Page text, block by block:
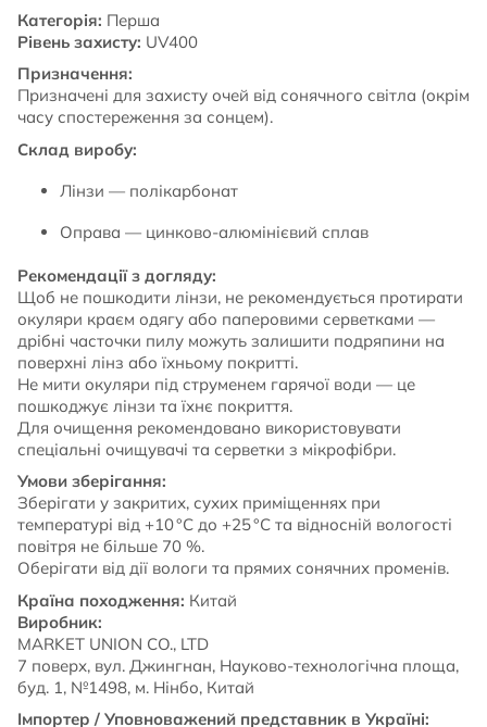
Категорія: Перша
Рівень захисту: UV400
Призначення:
Призначені для захисту очей від сонячного світла (окрім
часу спостереження за сонцем).
Склад виробу:
Лінзи — полікарбонат
Оправа — цинково-алюмінієвий сплав
Рекомендації з догляду:
Щоб не пошкодити лінзи, не рекомендується протирати
окуляри краєм одягу або паперовими серветками —
дрібні часточки пилу можуть залишити подряпини на
поверхні лінз або їхньому покритті.
Не мити окуляри під струменем гарячої води — це
пошкоджує лінзи та їхнє покриття.
Для очищення рекомендовано використовувати
спеціальні очищувачі та серветки з мікрофібри.
Умови зберігання:
Зберігати у закритих, сухих приміщеннях при
температурі від +10 °C до +25 °C та відносній вологості
повітря не більше 70 %.
Оберігати від дії вологи та прямих сонячних променів.
Країна походження: Китай
Виробник:
MARKET UNION CO., LTD
7 поверх, вул. Джингнан, Науково-технологічна площа,
буд. 1, №1498, м. Нінбо, Китай
Імпортер / Уповноважений представник в Україні: